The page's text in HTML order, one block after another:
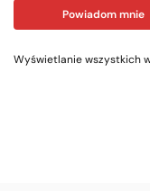
Powiadom mnie
Wyświetlanie wszystkich